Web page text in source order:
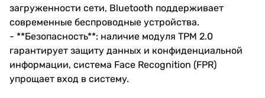
загруженности сети, Bluetooth поддерживает
современные беспроводные устройства.
- **Безопасность**: наличие модуля TPM 2.0
гарантирует защиту данных и конфиденциальной
информации, система Face Recognition (FPR)
упрощает вход в систему.